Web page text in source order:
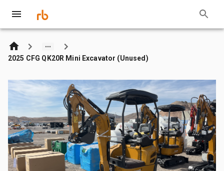
2025 CFG QK20R Mini Excavator (Unused)